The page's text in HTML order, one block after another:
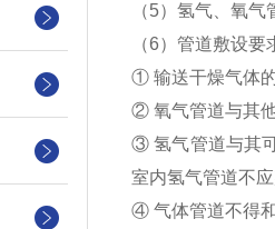
（5）氢气、氧
（6）管道敷设要
① 输送干燥气体
② 氧气管道与其
③ 氢气管道与其
室内氢气管道不
④ 气体管道不得